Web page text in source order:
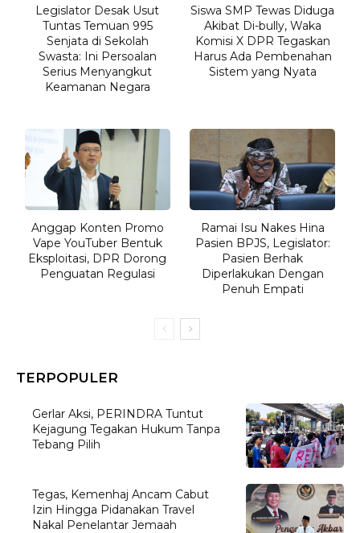
Legislator Desak Usut
Tuntas Temuan 995
Senjata di Sekolah
Swasta: Ini Persoalan
Serius Menyangkut
Keamanan Negara
Siswa SMP Tewas Diduga
Akibat Di-bully, Waka
Komisi X DPR Tegaskan
Harus Ada Pembenahan
Sistem yang Nyata
Anggap Konten Promo
Vape YouTuber Bentuk
Eksploitasi, DPR Dorong
Penguatan Regulasi
Ramai Isu Nakes Hina
Pasien BPJS, Legislator:
Pasien Berhak
Diperlakukan Dengan
Penuh Empati
TERPOPULER
Gerlar Aksi, PERINDRA Tuntut
Kejagung Tegakan Hukum Tanpa
Tebang Pilih
Tegas, Kemenhaj Ancam Cabut
Izin Hingga Pidanakan Travel
Nakal Penelantar Jemaah